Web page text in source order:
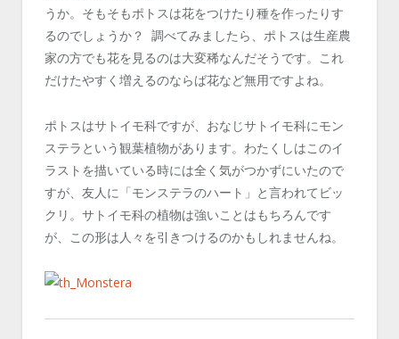
うか。そもそもポトスは花をつけたり種を作ったりす
るのでしょうか？ 調べてみましたら、ポトスは生産農
家の方でも花を見るのは大変稀なんだそうです。これ
だけたやすく増えるのならば花など無用ですよね。
ポトスはサトイモ科ですが、おなじサトイモ科にモン
ステラという観葉植物があります。わたくしはこのイ
ラストを描いている時には全く気がつかずにいたので
すが、友人に「モンステラのハート」と言われてビッ
クリ。サトイモ科の植物は強いことはもちろんです
が、この形は人々を引きつけるのかもしれませんね。